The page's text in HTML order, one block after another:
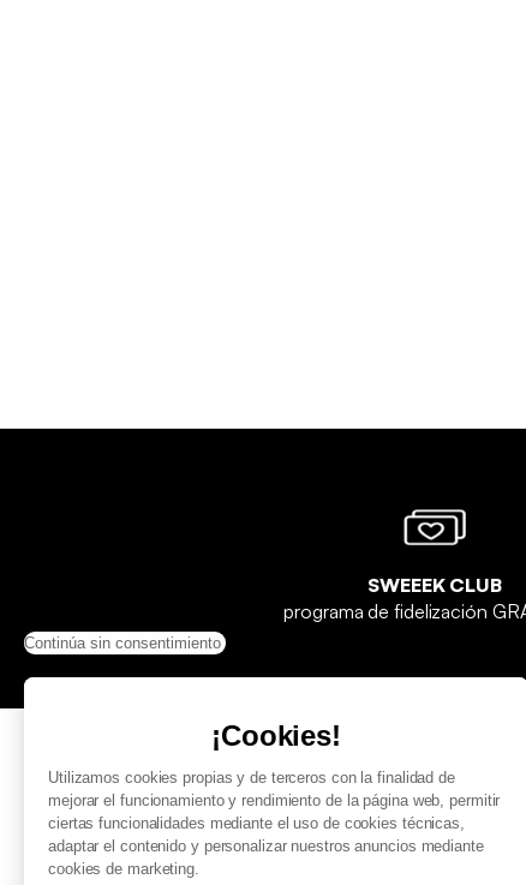
Continúa sin consentimiento
¡Cookies!
Utilizamos cookies propias y de terceros con la finalidad de
mejorar el funcionamiento y rendimiento de la página web, permitir
ciertas funcionalidades mediante el uso de cookies técnicas,
adaptar el contenido y personalizar nuestros anuncios mediante
cookies de marketing.
SWEEEK CLUB
programa de fidelización
Ayuda y contacto
¿Dónde está mi pedido?
Devoluciones y reembolsos